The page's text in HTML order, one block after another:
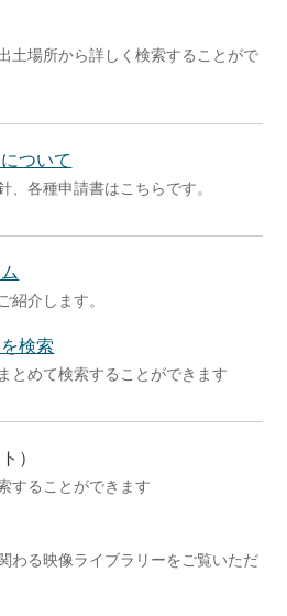
土場所から詳しく検索することがで
ついて
、各種申請書はこちらです。
紹介します。
検索
とめて検索することができます
）
することができます
わる映像ライブラリーをご覧いただ